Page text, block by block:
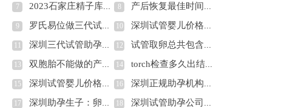
7 2023石家庄精子库申请供精试管费用，及流程介绍 8 产后恢复最佳时间，产后恢复这些内容最好了解清楚
9 罗氏易位做三代试管成功率怎么样，高吗？ 10 深圳试管婴儿价格：胚胎为什么怕高温？怀孕初期这些事情注意一下对备孕比较好
深圳三代试管助孕：断奶后月经来了能不能瘦,断奶以后体重有什么变化 12 试管取卵总共包含这些费用，附各环节费用明细
13 双胞胎不能做的产检？怀上双胞胎产检注意事项风险都加倍 14 torch检查多久出结果？了解这些关于torch的信息有助于备孕
15 深圳试管婴儿价格：潍坊医学院附属医院试管婴儿医疗团队介绍，费用及成功率参考 16 深圳正规助孕机构：上海瑞金医院做供卵试管排队时间公布，这些条件也必须满足
17 深圳助孕生子：卵子多更容易怀孕还是卵子质量高的容易怀孕？ 18 深圳试管助孕公司：4价甲流感疫苗接种后长期有效吗？了解副作用和禁忌